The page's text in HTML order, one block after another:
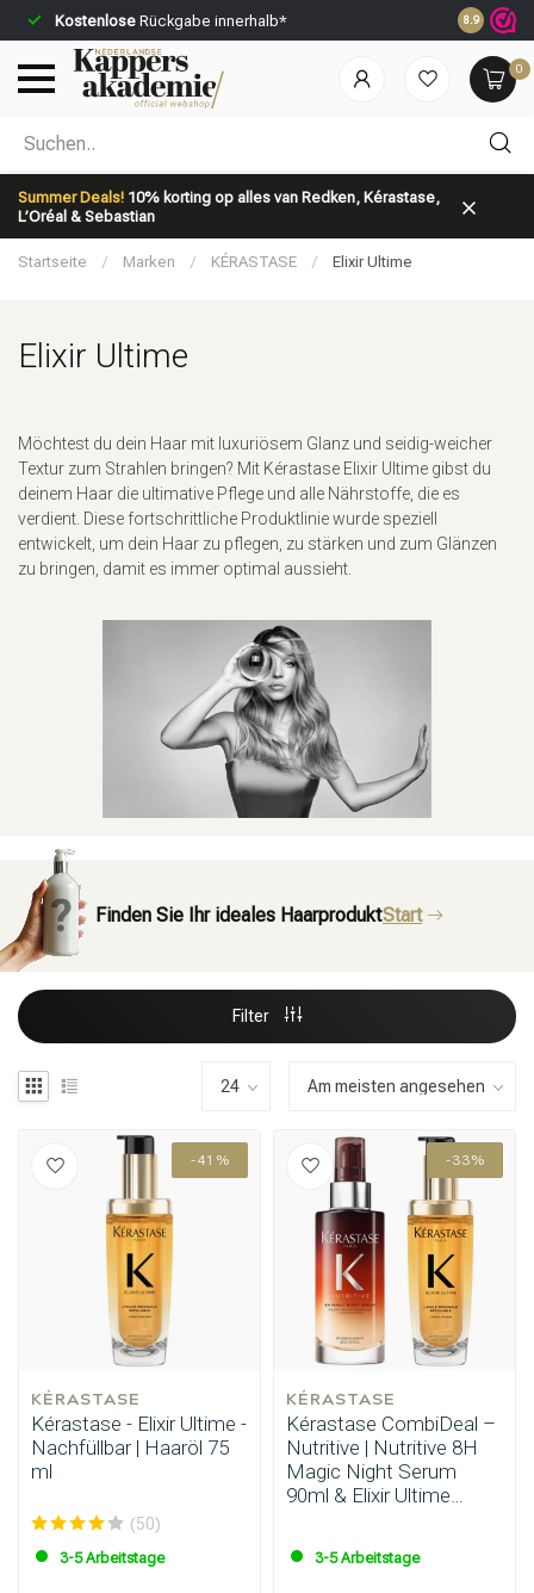
Kostenlose Rückgabe innerhalb* Vor 23:59
8.9
0
Summer Deals! 10% korting op alles van Redken, Kérastase,
L’Oréal & Sebastian
Nach welcher Kategorie suchst du?
Startseite / Marken / KÉRASTASE / Elixir Ultime
Elixir Ultime
Möchtest du dein Haar mit luxuriösem Glanz und seidig-weicher
Textur zum Strahlen bringen? Mit Kérastase Elixir Ultime gibst du
deinem Haar die ultimative Pflege und alle Nährstoffe, die es
verdient. Diese fortschrittliche Produktlinie wurde speziell
entwickelt, um dein Haar zu pflegen, zu stärken und zum Glänzen
zu bringen, damit es immer optimal aussieht.
Finden Sie Ihr ideales HaarproduktStart
Filter
-41%
KÉRASTASE
Kérastase - Elixir Ultime -
Nachfüllbar | Haaröl 75
ml
(50)
3-5 Arbeitstage
-33%
KÉRASTASE
Kérastase CombiDeal –
Nutritive | Nutritive 8H
Magic Night Serum
90ml & Elixir Ultime
3-5 Arbeitstage